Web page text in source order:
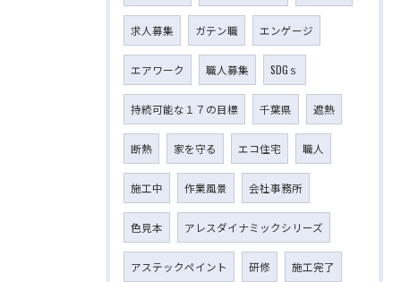
求人募集 ガテン職 エンゲージ
エアワーク 職人募集 SDGｓ
持続可能な１７の目標 千葉県 遮熱
断熱 家を守る エコ住宅 職人
施工中 作業風景 会社事務所
色見本 アレスダイナミックシリーズ
アステックペイント 研修 施工完了